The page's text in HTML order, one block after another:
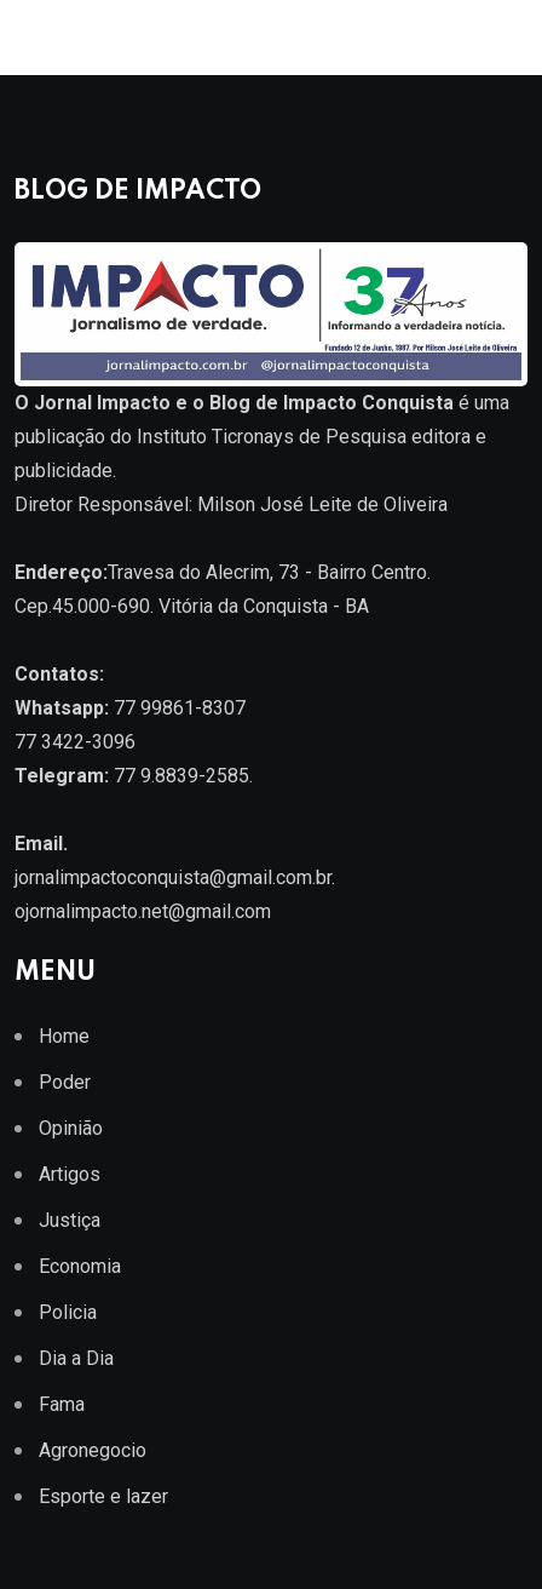
BLOG DE IMPACTO
O Jornal Impacto e o Blog de Impacto Conquista é uma
publicação do Instituto Ticronays de Pesquisa editora e
publicidade.
Diretor Responsável: Milson José Leite de Oliveira
Endereço:Travesa do Alecrim, 73 - Bairro Centro.
Cep.45.000-690. Vitória da Conquista - BA
Contatos:
Whatsapp: 77 99861-8307
77 3422-3096
Telegram: 77 9.8839-2585.
Email.
jornalimpactoconquista@gmail.com.br.
ojornalimpacto.net@gmail.com
MENU
Home
Poder
Opinião
Artigos
Justiça
Economia
Policia
Dia a Dia
Fama
Agronegocio
Esporte e lazer